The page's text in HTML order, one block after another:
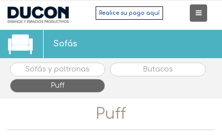
Realice su pago aquí
Sofás
Sofás y poltronas Butacos
Puff
Puff